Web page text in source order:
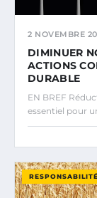
2 NOVEMBRE
DIMINUER
ACTIONS
DURABLE
EN BREF
essentiel pour